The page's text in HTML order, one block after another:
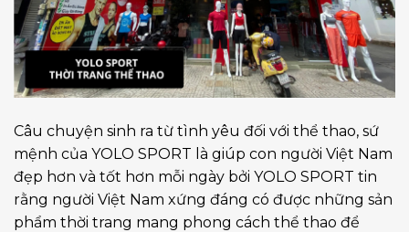
Câu chuyện sinh ra từ tình yêu đối với thể thao, sứ
mệnh của YOLO SPORT là giúp con người Việt Nam
đẹp hơn và tốt hơn mỗi ngày bởi YOLO SPORT tin
rằng người Việt Nam xứng đáng có được những sản
phẩm thời trang mang phong cách thể thao để